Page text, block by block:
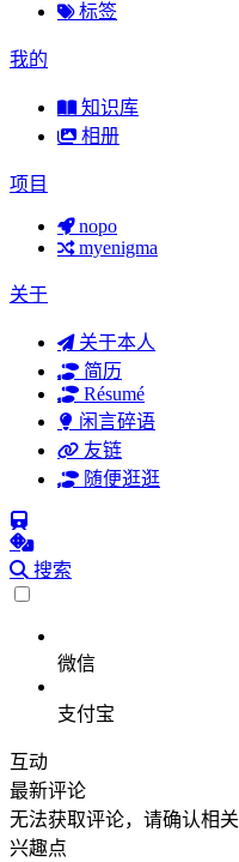
标签
我的
知识库
相册
项目
nopo
myenigma
关于
关于本人
简历
Résumé
闲言碎语
友链
随便逛逛
搜索
微信
支付宝
互动
最新评论
无法获取评论，请确认相
兴趣点